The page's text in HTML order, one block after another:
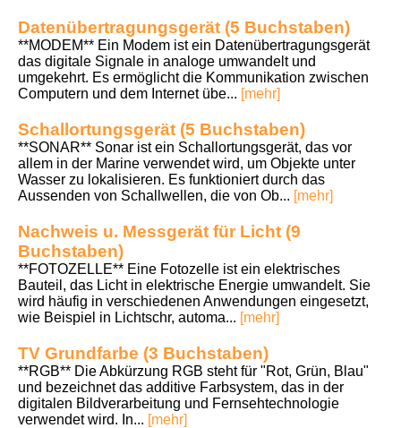
Datenübertragungsgerät (5 Buchstaben)
**MODEM** Ein Modem ist ein Datenübertragungsgerät
das digitale Signale in analoge umwandelt und
umgekehrt. Es ermöglicht die Kommunikation zwischen
Computern und dem Internet übe... [mehr]
Schallortungsgerät (5 Buchstaben)
**SONAR** Sonar ist ein Schallortungsgerät, das vor
allem in der Marine verwendet wird, um Objekte unter
Wasser zu lokalisieren. Es funktioniert durch das
Aussenden von Schallwellen, die von Ob... [mehr]
Nachweis u. Messgerät für Licht (9
Buchstaben)
**FOTOZELLE** Eine Fotozelle ist ein elektrisches
Bauteil, das Licht in elektrische Energie umwandelt. Sie
wird häufig in verschiedenen Anwendungen eingesetzt,
wie Beispiel in Lichtschr, automa... [mehr]
TV Grundfarbe (3 Buchstaben)
**RGB** Die Abkürzung RGB steht für "Rot, Grün, Blau"
und bezeichnet das additive Farbsystem, das in der
digitalen Bildverarbeitung und Fernsehtechnologie
verwendet wird. In... [mehr]